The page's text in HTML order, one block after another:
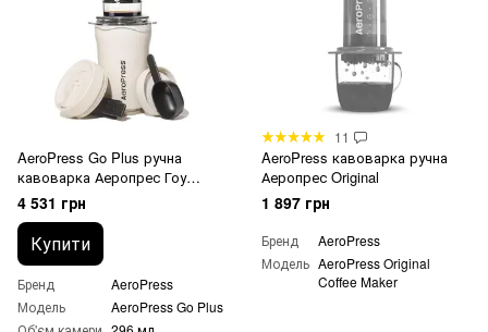
AeroPress Go Plus ручна
кавоварка Аеропрес Гоу
Плюс Кремовий
4 531 грн
Купити
Бренд
AeroPress
Модель
AeroPress Go Plus
11
AeroPress кавоварка ручна
Аеропрес Original
1 897 грн
Бренд
AeroPress
Модель AeroPress Original
Coffee Maker